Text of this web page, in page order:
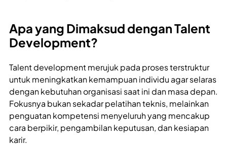
Apa yang Dimaksud dengan Talent
Development?
Talent development merujuk pada proses terstruktur
untuk meningkatkan kemampuan individu agar selaras
dengan kebutuhan organisasi saat ini dan masa depan.
Fokusnya bukan sekadar pelatihan teknis, melainkan
penguatan kompetensi menyeluruh yang mencakup
cara berpikir, pengambilan keputusan, dan kesiapan
karir.